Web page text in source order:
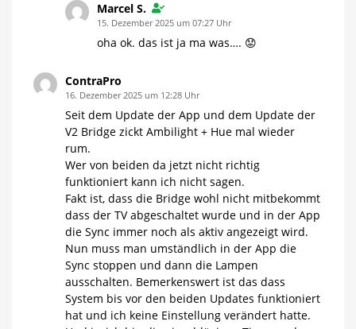
Marcel S.
15. Dezember 2025 um 07:27 Uhr
oha ok. das ist ja ma was…. 😟
ContraPro
16. Dezember 2025 um 12:28 Uhr
Seit dem Update der App und dem Update der
V2 Bridge zickt Ambilight + Hue mal wieder
rum.
Wer von beiden da jetzt nicht richtig
funktioniert kann ich nicht sagen.
Fakt ist, dass die Bridge wohl nicht mitbekommt
dass der TV abgeschaltet wurde und in der App
die Sync immer noch als aktiv angezeigt wird.
Nun muss man umständlich in der App die
Sync stoppen und dann die Lampen
ausschalten. Bemerkenswert ist das dass
System bis vor den beiden Updates funktioniert
hat und ich keine Einstellung verändert hatte.